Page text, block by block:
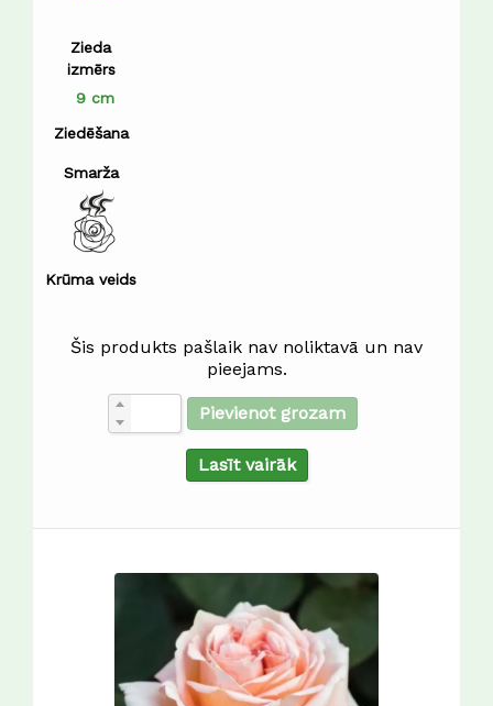
Zieda
izmērs
9 cm
Ziedēšana
Smarža
Krūma veids
Šis produkts pašlaik nav noliktavā un nav
pieejams.
Pievienot grozam
Lasīt vairāk